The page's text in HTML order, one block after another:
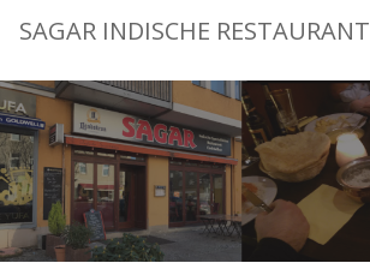
SAGAR INDISCHE RESTAURANT